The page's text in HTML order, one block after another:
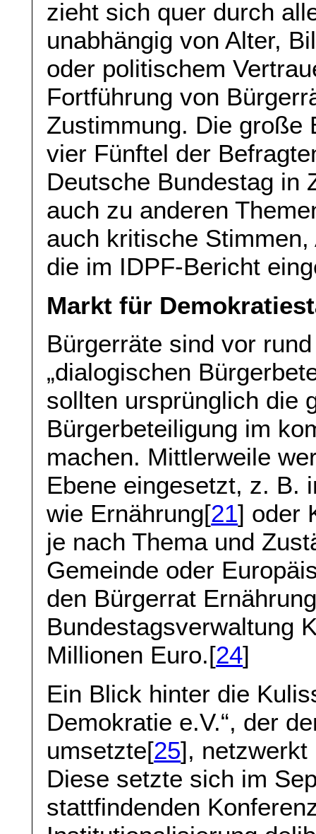
zieht sich quer durch
unabhängig von Alter,
oder politischem
Fortführung von
Zustimmung. Die große
vier Fünftel der
Deutsche Bundestag in
auch zu anderen
auch kritische
die im IDPF-Bericht
Markt für
Bürgerräte sind vor
„dialogischen
sollten ursprünglich die
Bürgerbeteiligung im
machen. Mittlerweile
Ebene eingesetzt, z. B.
wie Ernährung[21] oder
je nach Thema und
Gemeinde oder
den Bürgerrat
Bundestagsverwaltung
Millionen Euro.[24]
Ein Blick hinter die
Demokratie e.V.“, der
umsetzte[25], netzwerkt
Diese setzte sich im
stattfindenden